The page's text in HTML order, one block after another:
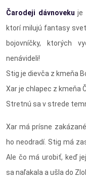
Čarodeji dávnoveku je
ktorí milujú fantasy
bojovníčky, ktorých
nenávideli!
Stig je dievča z kmeňa
Xar je chlapec z kmeňa
Stretnú sa v strede
Xar má prísne
ho neodradí. Stig má
Ale čo má urobiť, keď
sa naľakala a ušla do